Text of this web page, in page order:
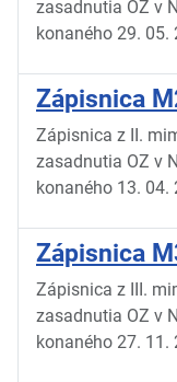
zasadnutia OZ v
konaného 29. 05.
Zápisnica
Zápisnica z II.
zasadnutia OZ v
konaného 13. 04.
Zápisnica
Zápisnica z III.
zasadnutia OZ v
konaného 27. 11.